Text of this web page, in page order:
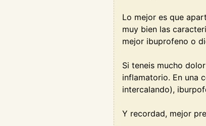
Lo mejor es que
muy bien las
mejor ibuprofeno o
Si teneis mucho
inflamatorio. En una
intercalando),
Y recordad, mejor